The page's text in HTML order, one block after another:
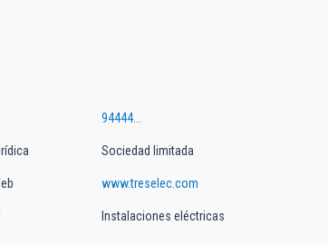
94444...
Sociedad limitada
www.treselec.com
Instalaciones eléctricas